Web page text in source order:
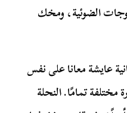
الضوئية، ومخك
عايشة معانا على نفس
تمامًا. النحلة